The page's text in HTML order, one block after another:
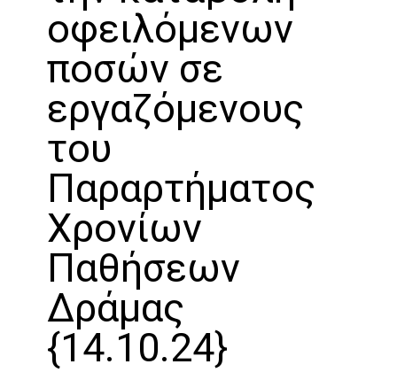
οφειλόμενων
ποσών σε
εργαζόμενους
του
Παραρτήματος
Χρονίων
Παθήσεων
Δράμας
{14.10.24}